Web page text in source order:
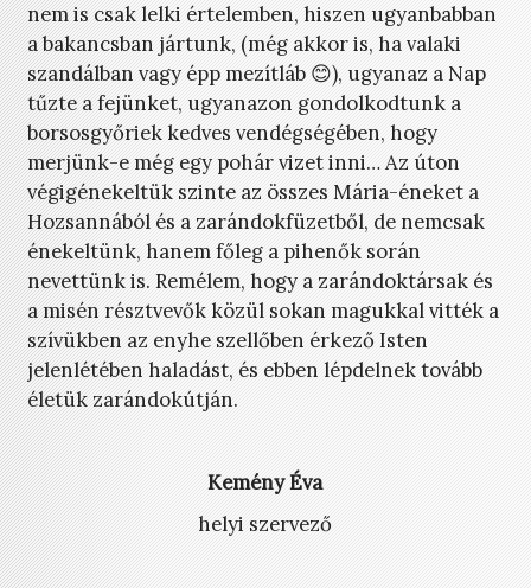
nem is csak lelki értelemben, hiszen ugyanbabban
a bakancsban jártunk, (még akkor is, ha valaki
szandálban vagy épp mezítláb 😊), ugyanaz a Nap
tűzte a fejünket, ugyanazon gondolkodtunk a
borsosgyőriek kedves vendégségében, hogy
merjünk-e még egy pohár vizet inni… Az úton
végigénekeltük szinte az összes Mária-éneket a
Hozsannából és a zarándokfüzetből, de nemcsak
énekeltünk, hanem főleg a pihenők során
nevettünk is. Remélem, hogy a zarándoktársak és
a misén résztvevők közül sokan magukkal vitték a
szívükben az enyhe szellőben érkező Isten
jelenlétében haladást, és ebben lépdelnek tovább
életük zarándokútján.
Kemény Éva
helyi szervező